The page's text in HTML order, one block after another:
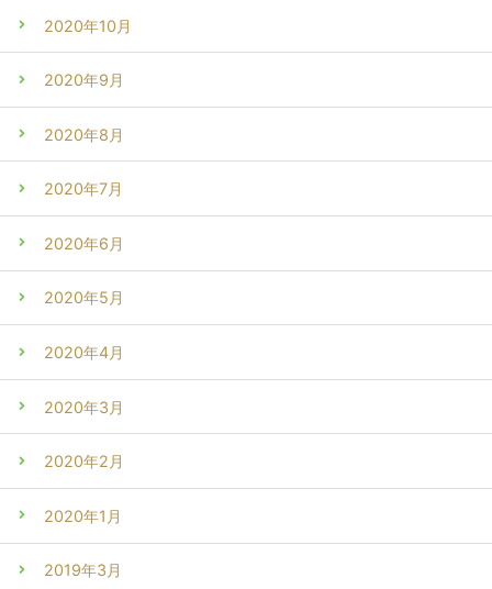
2020年10月
2020年9月
2020年8月
2020年7月
2020年6月
2020年5月
2020年4月
2020年3月
2020年2月
2020年1月
2019年3月